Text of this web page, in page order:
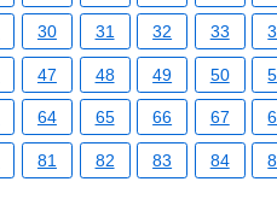
30 31 32 33
47 48 49 50
64 65 66 67
81 82 83 84